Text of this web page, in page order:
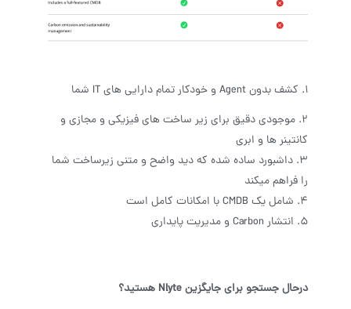
1. کشف بدون Agent و خودکار تمام دارایی های IT شما
موجودی دقیق برای زیر ساخت های فیزیکی و مجازی و
کانتینر ها و ابری
داشبورد ساده شده که دید واضح و متنی زیرساخت شما
را فراهم میکند
شامل یک CMDB با امکانات کامل است
انتشار Carbon و مدیریت پایداری
درحال جستجو برای جایگزینNlyte هستید؟